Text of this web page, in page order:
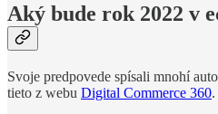
Aký bude rok 2022 v
Svoje predpovede spísali mnohí
tieto z webu Digital Commerce 360.